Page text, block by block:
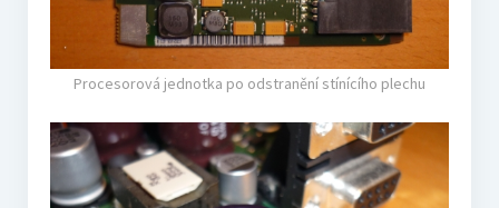
Procesorová jednotka po odstranění stínícího plechu